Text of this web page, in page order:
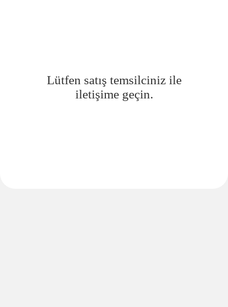
Lütfen satış temsilciniz ile
iletişime geçin.